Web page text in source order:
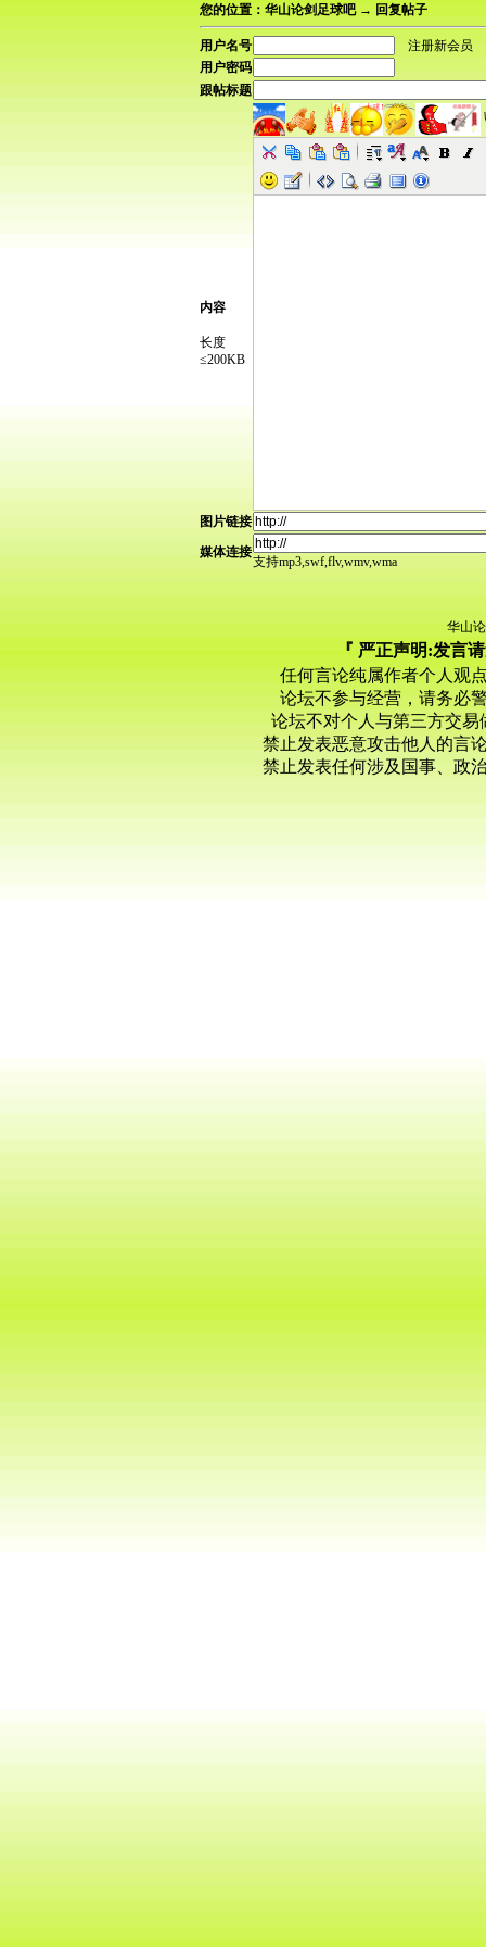
您的位置：华山论剑足球吧 → 回复帖子
用户名号
注册新会员
用户密码
跟帖标题
内容
长度
≤200KB
图片链接
媒体连接
支持mp3,swf,flv,wmv,wma
华山
『 严正声明:发言
任何言论纯属作者个人观
论坛不参与经营，请务必
论坛不对个人与第三方交
禁止发表恶意攻击他人的言
禁止发表任何涉及国事、政